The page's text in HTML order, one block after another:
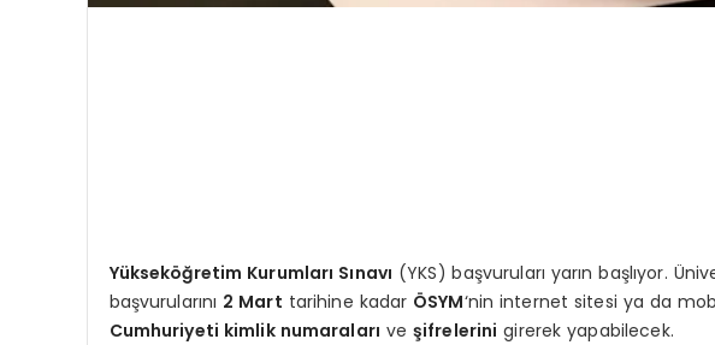
Yükseköğretim Kurumları Sınavı (YKS) başvuruları yarın başlıyor.
başvurularını 2 Mart tarihine kadar ÖSYM‘nin internet sitesi ya da
Cumhuriyeti kimlik numaraları ve şifrelerini girerek yapabilecek.